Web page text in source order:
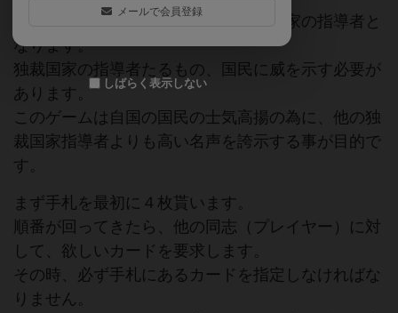
各プレイヤーはそれぞれとある独裁国家の指導者と
なります。
独裁国家の指導者たるもの、国民に威を示す必要が
あります。
このゲームは自国の国民の士気高揚の為に、他の独
裁国家指導者よりも高い名声を誇示する事が目的で
す。
まず手札を最初に４枚貰います。
順番が回ってきたら、他の同志（プレイヤー）に対
して、欲しいカードを要求します。
その時、必ず手札にあるカードを指定しなければな
りません。
メールで会員登録
しばらく表示しない